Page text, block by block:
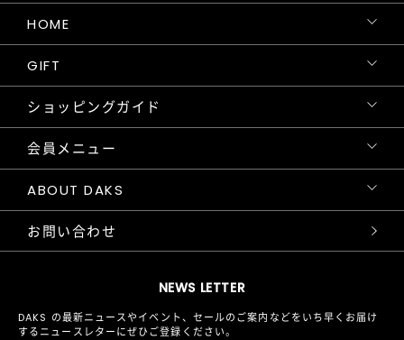
NEWS LETTER
DAKS の最新ニュースやイベント、セールのご案内などをいち早くお届け
するニュースレターにぜひご登録ください。
HOME
GIFT
ショッピングガイド
会員メニュー
ABOUT DAKS
お問い合わせ